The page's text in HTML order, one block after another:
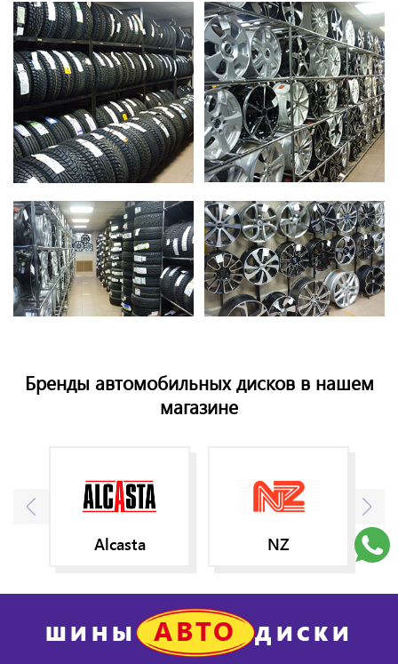
Бренды автомобильных дисков в нашем
магазине
Alcasta NZ
ШИНЫ АВТО ДИСКИ